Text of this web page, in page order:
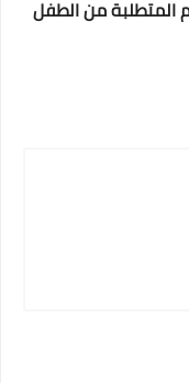
من الطفل